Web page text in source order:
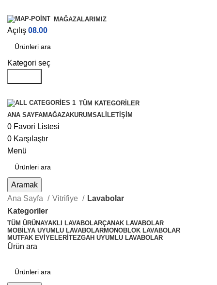
MAĞAZALARIMIZ
Açılış 08.00
Kategori seç
TÜM KATEGORILER
ANA SAYFAMAĞAZAKURUMSAL İLETIŞIM
0 Favori Listesi
0 Karşılaştır
Menü
Aramak
Ana Sayfa
Vitrifiye
Lavabolar
Kategoriler
TÜM ÜRÜNAYAKLI LAVABOLARÇANAK LAVABOLAR
MOBILYA UYUMLU LAVABOLARMONOBLOK LAVABOLAR
MUTFAK EVIYELERI TEZGAH UYUMLU LAVABOLAR
Ürün ara